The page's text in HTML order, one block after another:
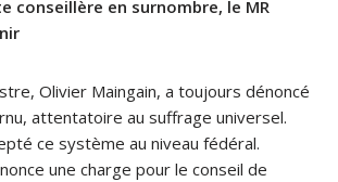
conseillère en surnombre, le MR
Olivier Maingain, a toujours dénoncé
attentatoire au suffrage universel.
ce système au niveau fédéral.
une charge pour le conseil de